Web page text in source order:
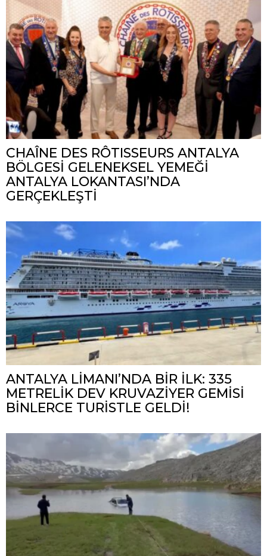
CHAÎNE DES RÔTISSEURS ANTALYA
BÖLGESİ GELENEKSEL YEMEĞİ
ANTALYA LOKANTASI’NDA
GERÇEKLEŞTİ
ANTALYA LİMANI’NDA BİR İLK: 335
METRELİK DEV KRUVAZİYER GEMİSİ
BİNLERCE TURİSTLE GELDİ!